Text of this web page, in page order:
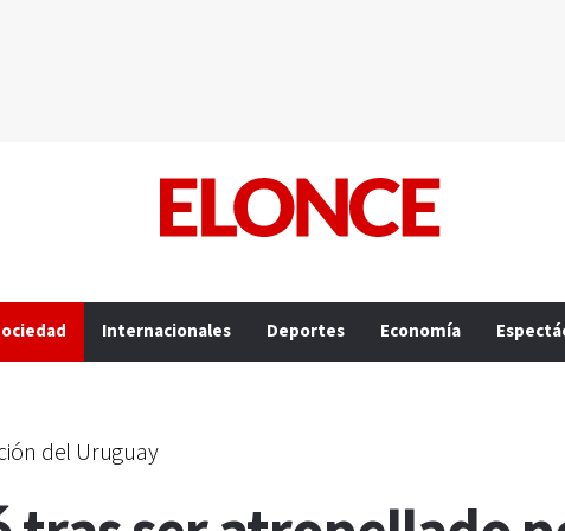
Internacionales Deportes Economía
del Uruguay